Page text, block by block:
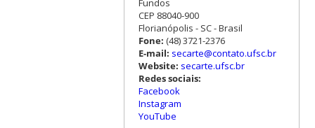
Fundos
CEP 88040-900
Florianópolis - SC - Brasil
Fone: (48) 3721-2376
E-mail: secarte@contato.ufsc.br
Website: secarte.ufsc.br
Redes sociais:
Facebook
Instagram
YouTube